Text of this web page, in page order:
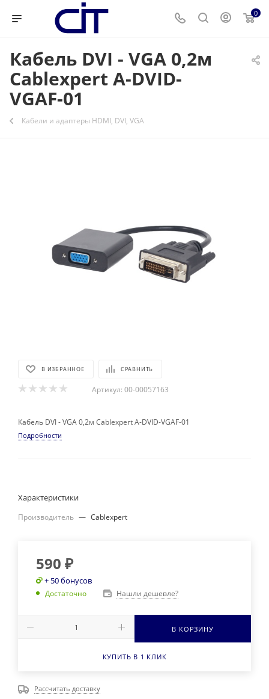
0
Кабель DVI - VGA 0,2м
Cablexpert A-DVID-
VGAF-01
Кабели и адаптеры HDMI, DVI, VGA
В ИЗБРАННОЕ СРАВНИТЬ
Артикул: 00-00057163
Кабель DVI - VGA 0,2м Cablexpert A-DVID-VGAF-01
Подробности
Характеристики
Производитель — Cablexpert
590 ₽
+ 50 бонусов
Достаточно Нашли дешевле?
В КОРЗИНУ
КУПИТЬ В 1 КЛИК
Рассчитать доставку